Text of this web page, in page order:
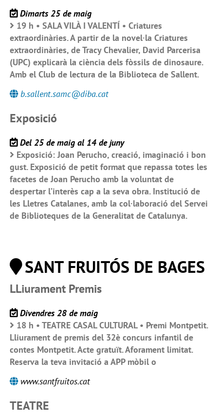
Dimarts 25 de maig
19 h • SALA VILÀ I VALENTÍ • Criatures
extraordinàries. A partir de la novel·la Criatures
extraordinàries, de Tracy Chevalier, David Parcerisa
(UPC) explicarà la ciència dels fòssils de dinosaure.
Amb el Club de lectura de la Biblioteca de Sallent.
b.sallent.samc@diba.cat
Exposició
Del 25 de maig al 14 de juny
Exposició: Joan Perucho, creació, imaginació i bon
gust. Exposició de petit format que repassa totes les
facetes de Joan Perucho amb la voluntat de
despertar l’interès cap a la seva obra. Institució de
les Lletres Catalanes, amb la col·laboració del Servei
de Biblioteques de la Generalitat de Catalunya.
SANT FRUITÓS DE BAGES
LLiurament Premis
Divendres 28 de maig
18 h • TEATRE CASAL CULTURAL • Premi Montpetit.
Lliurament de premis del 32è concurs infantil de
contes Montpetit. Acte gratuït. Aforament limitat.
Reserva la teva invitació a APP mòbil o
www.santfruitos.cat
TEATRE